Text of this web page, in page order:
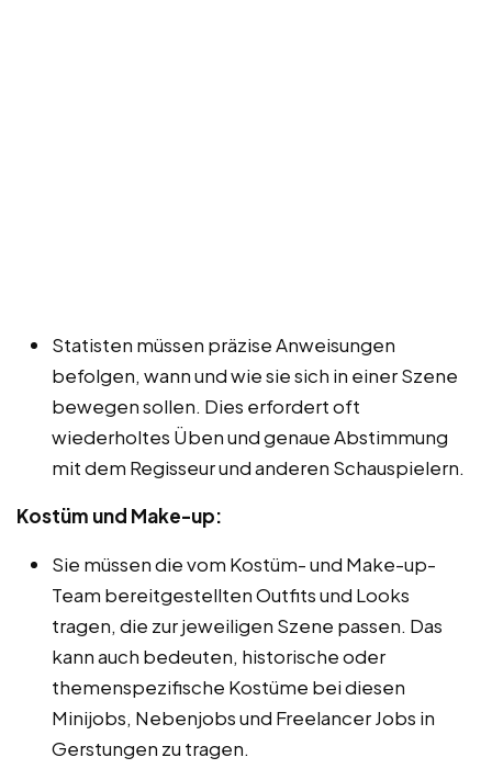
Statisten müssen präzise Anweisungen
befolgen, wann und wie sie sich in einer Szene
bewegen sollen. Dies erfordert oft
wiederholtes Üben und genaue Abstimmung
mit dem Regisseur und anderen Schauspielern.
Kostüm und Make-up:
Sie müssen die vom Kostüm- und Make-up-
Team bereitgestellten Outfits und Looks
tragen, die zur jeweiligen Szene passen. Das
kann auch bedeuten, historische oder
themenspezifische Kostüme bei diesen
Minijobs, Nebenjobs und Freelancer Jobs in
Gerstungen zu tragen.